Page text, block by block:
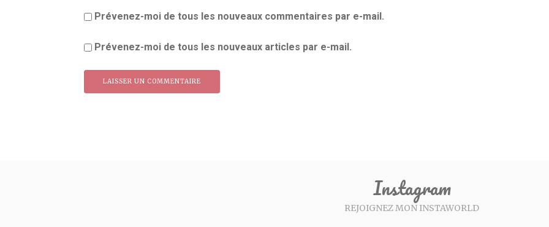
Prévenez-moi de tous les nouveaux commentaires par e-mail.
Prévenez-moi de tous les nouveaux articles par e-mail.
Instagram
REJOIGNEZ MON INSTAWORLD